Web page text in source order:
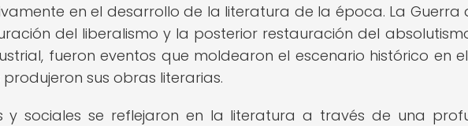
en el desarrollo de la literatura de la época. La Guerra
del liberalismo y la posterior restauración del
fueron eventos que moldearon el escenario histórico en
sus obras literarias.
y sociales se reflejaron en la literatura a través de una